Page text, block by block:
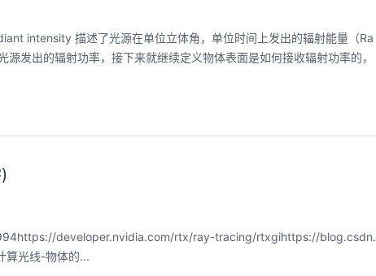
intensity 描述了光源在单位立体角，单位时间上发出的辐射能量（Ra
发出的辐射功率，接下来就继续定义物体表面是如何接收辐射功率的，
developer.nvidia.com/rtx/ray-tracing/rtxgihttps://blog.csdn.
算光线-物体的...
四 15:00-17:00
军/刘新春/黄钦开 /张晓天
接入、环境重建与轨迹生成仿
级数据管理、数据评测、模型
习和Benchmark一键评测等功
程，只教用AI · 零代码、有产出、能带走、可炫